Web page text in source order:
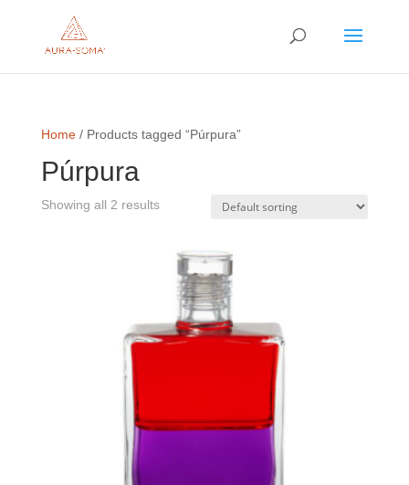
Home/ Products tagged “Púrpura”
Púrpura
Showing all 2 results